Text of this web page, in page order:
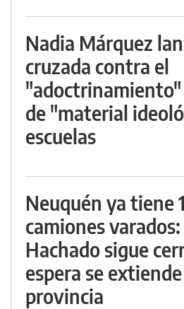
Nadia Márquez
cruzada contra el
de "material
escuelas
Neuquén ya tiene
camiones
Hachado sigue
espera se
provincia